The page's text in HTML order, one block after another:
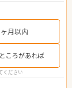
月以内
ころがあれば
ください